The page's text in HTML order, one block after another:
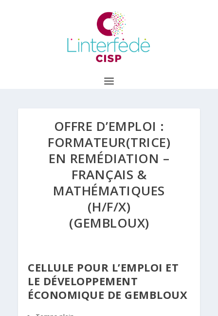
OFFRE D’EMPLOI :
FORMATEUR(TRICE)
EN REMÉDIATION –
FRANÇAIS &
MATHÉMATIQUES
(H/F/X)
(GEMBLOUX)
CELLULE POUR L’EMPLOI ET
LE DÉVELOPPEMENT
ÉCONOMIQUE DE GEMBLOUX